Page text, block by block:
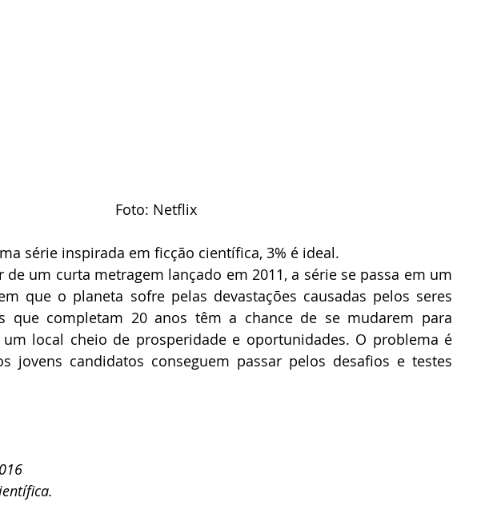
Foto: Netflix
série inspirada em ficção científica, 3% é ideal.
de um curta metragem lançado em 2011, a série se passa em um
que o planeta sofre pelas devastações causadas pelos seres
que completam 20 anos têm a chance de se mudarem para
local cheio de prosperidade e oportunidades. O problema é
jovens candidatos conseguem passar pelos desafios e testes